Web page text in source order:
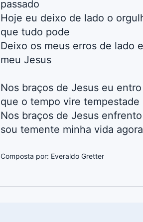
passado
Hoje eu deixo de lado o
que tudo pode
Deixo os meus erros de lado
meu Jesus
Nos braços de Jesus eu
que o tempo vire
Nos braços de Jesus
sou temente minha vida
Composta por: Everaldo Gretter